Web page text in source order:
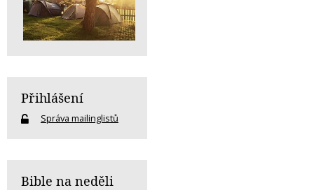
Přihlášení
Správa mailinglistů
Bible na neděli